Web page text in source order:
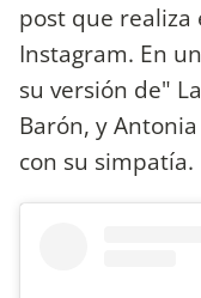
post que realiza
Instagram. En
su versión de"
Barón, y
con su simpatía.